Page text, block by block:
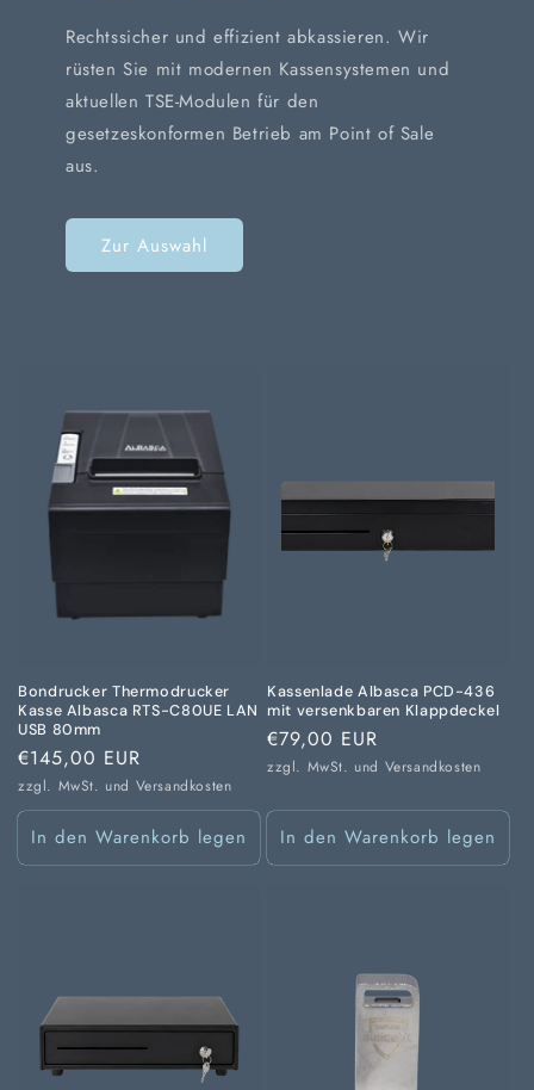
Rechtssicher und effizient abkassieren. Wir
rüsten Sie mit modernen Kassensystemen und
aktuellen TSE-Modulen für den
gesetzeskonformen Betrieb am Point of Sale
aus.
Zur Auswahl
Bondrucker Thermodrucker
Kasse Albasca RTS-C80UE LAN
USB 80mm
Normaler
Preis
€145,00 EUR
zzgl. MwSt. und Versandkosten
In den Warenkorb legen
Kassenlade Albasca PCD-436
mit versenkbaren Klappdeckel
Normaler
Preis
€79,00 EUR
zzgl. MwSt. und Versandkosten
In den Warenkorb legen